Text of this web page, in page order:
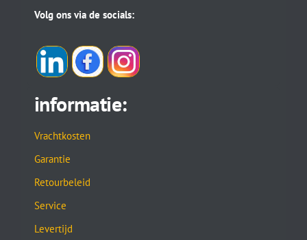
Volg ons via de socials:
informatie:
Vrachtkosten
Garantie
Retourbeleid
Service
Levertijd